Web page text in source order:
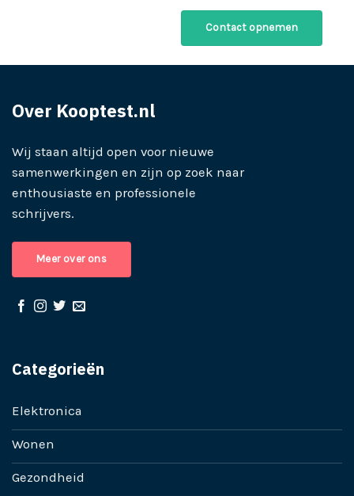
Contact opnemen
Over Kooptest.nl
Wij staan altijd open voor nieuwe
samenwerkingen en zijn op zoek naar
enthousiaste en professionele
schrijvers.
Meer over ons
Categorieën
Elektronica
Wonen
Gezondheid